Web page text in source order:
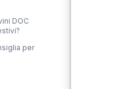
DOC
per